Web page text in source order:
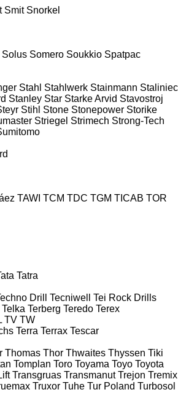
Smit Snorkel
Solus Somero Soukkio Spatpac
Stahl Stahlwerk Stainmann Staliniec
Stanley Star Starke Arvid Stavostroj
Stihl Stone Stonepower Storike
Striegel Strimech Strong-Tech
TAWI TCM TDC TGM TICAB TOR
Tatra
Drill Tecniwell
Tei Rock Drills
Telka Terberg Teredo Terex
TV TW
Terra Terrax Tescar
Thomas Thor Thwaites Thyssen Tiki
Tomplan Toro Toyama Toyo Toyota
Transgruas Transmanut Trejon Tremix
Truxor Tuhe Tur Poland Turbosol